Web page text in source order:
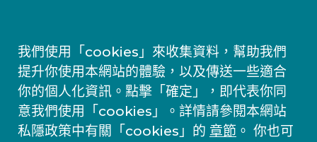
我們使用「cookies」來收集資料，幫助我們
提升你使用本網站的體驗，以及傳送一些適合
你的個人化資訊。點擊「確定」，即代表你同
意我們使用「cookies」。詳情請參閱本網站
私隱政策中有關「cookies」的 章節 。 你也可